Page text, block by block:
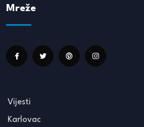
Mreže
Vijesti
Karlovac